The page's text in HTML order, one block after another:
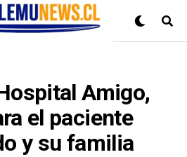
Amigo,
el paciente
y su familia